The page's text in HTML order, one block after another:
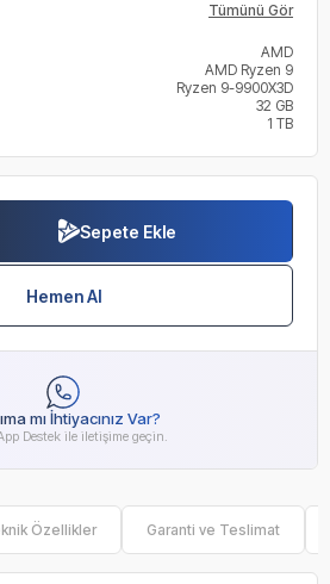
Tümünü Gör
AMD
AMD Ryzen 9
Ryzen 9-9900X3D
32 GB
1 TB
Sepete Ekle
Hemen Al
mı İhtiyacınız Var?
Destek ile iletişime geçin.
Özellikler Garanti ve Teslimat